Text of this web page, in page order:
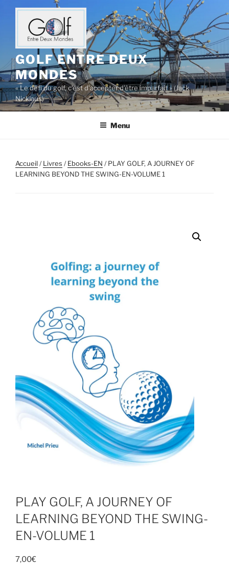
Aller
contenu
principal
GOLF ENTRE DEUX
MONDES
« Le défi du golf, c’est d’accepter d’être imparfait » (Jack
Nicklaus)
Menu
Accueil/Livres /Ebooks-EN / PLAY GOLF, A JOURNEY OF
LEARNING BEYOND THE SWING-EN-VOLUME 1
PLAY GOLF, A JOURNEY OF
LEARNING BEYOND THE SWING-
EN-VOLUME 1
7,00€